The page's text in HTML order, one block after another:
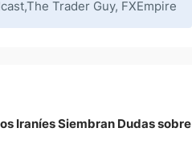
Trader Guy, FXEmpire
Iraníes Siembran Dudas sobre